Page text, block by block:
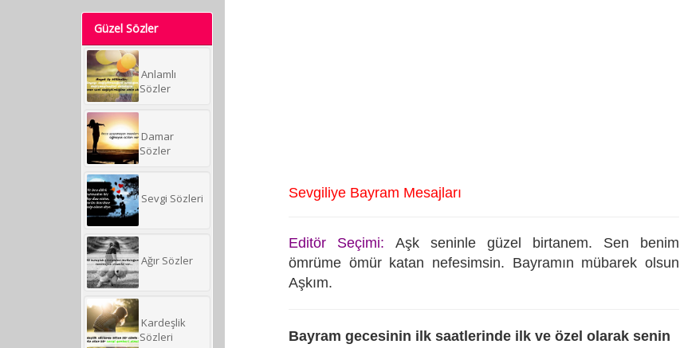
Güzel Sözler
Anlamlı
Sözler
Damar
Sözler
Sevgi Sözleri
Ağır Sözler
Kardeşlik
Sözleri
Sevgiliye Bayram Mesajları
Editör Seçimi:
Aşk seninle güzel birtanem. Sen benim
ömrüme ömür katan nefesimsin. Bayramın mübarek olsun
Aşkım.
Bayram gecesinin ilk saatlerinde ilk ve özel olarak senin